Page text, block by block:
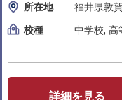
所在地
福井県敦
校種
中学校, 高
詳細を見る